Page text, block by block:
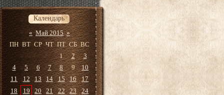
Календарь
« Май 2015 »
ПН ВТ СР ЧТ ПТ СБ ВС
1
2
3
4
5 6 7 8 9
10
11
12 13 14 15 16
17
18
19 20 21 22 23
24